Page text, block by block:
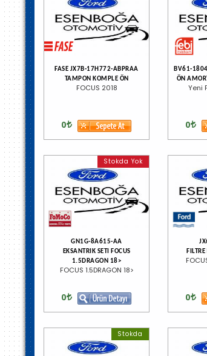
FASE JX7B-17H772-ABPRAA
TAMPON KOMPLE ÖN
FOCUS 2018
0
BV61-
ÖN
Yeni
0
Stokda Yok
GN1G-8A615-AA
EKSANTRIK SETI FOCUS
1.5DRAGON 18>
FOCUS 1.5DRAGON 18>
0 0
Stokda